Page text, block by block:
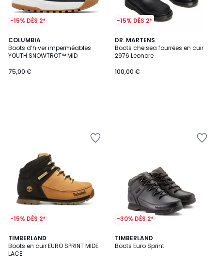
-15% DÈS 2*
COLUMBIA
Boots d’hiver imperméables
YOUTH SNOWTROT™ MID
75,00 €
-15% DÈS 2*
DR. MARTENS
Boots chelsea fourrées en cuir
2976 Leonore
100,00 €
-15% DÈS 2*
TIMBERLAND
Boots en cuir EURO SPRINT MIDE
LACE
5
/
5
-30% DÈS 2*
TIMBERLAND
Boots Euro Sprint
4,4
/ 5